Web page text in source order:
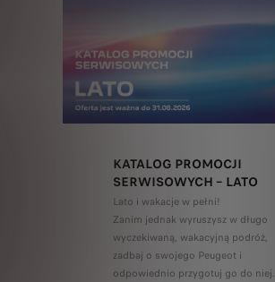
KATALOG PROMOCJI
SERWISOWYCH – LATO
Lato i wakacje w pełni!
Zanim jednak wyruszysz w długo
wyczekiwaną, wakacyjną podróż,
zadbaj o swojego Peugeot i
odpowiednio przygotuj go do niej.